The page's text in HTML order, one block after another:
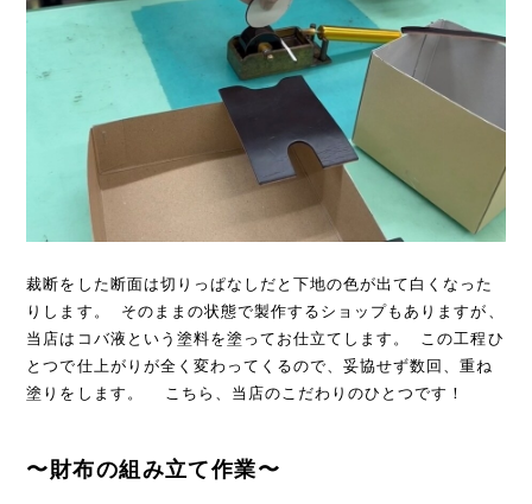
裁断をした断面は切りっぱなしだと下地の色が出て白くなった
りします。 そのままの状態で製作するショップもありますが、
当店はコバ液という塗料を塗ってお仕立てします。 この工程ひ
とつで仕上がりが全く変わってくるので、妥協せず数回、重ね
塗りをします。 こちら、当店のこだわりのひとつです！
〜財布の組み立て作業〜